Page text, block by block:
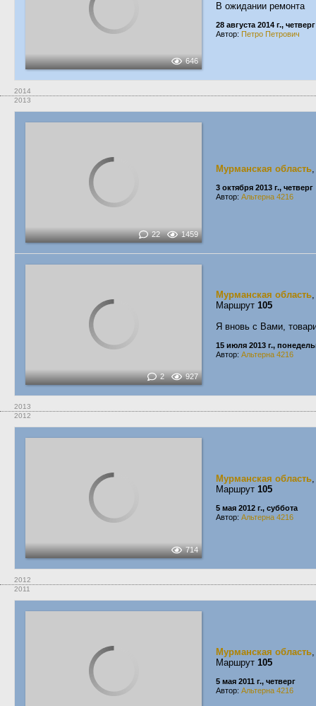
646
В ожидании ремонта
28 августа 2014 г., четверг
Автор: Петро Петрович
2014
2013
22 1459
Мурманская область
3 октября 2013 г., четверг
Автор: Альтерна 4216
2 927
Мурманская область
Маршрут 105
Я вновь с Вами,
15 июля 2013 г.,
Автор: Альтерна 4216
2013
2012
714
Мурманская область
Маршрут 105
5 мая 2012 г., суббота
Автор: Альтерна 4216
2012
2011
Мурманская область
Маршрут 105
5 мая 2011 г., четверг
Автор: Альтерна 4216